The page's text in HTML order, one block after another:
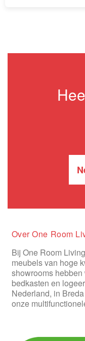
Over One Room
Bij One Room
meubels van hoge
showrooms
bedkasten en
Nederland, in
onze